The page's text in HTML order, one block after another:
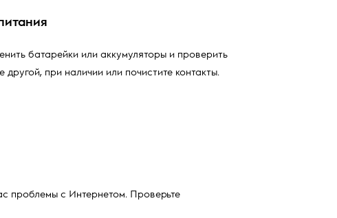
батарейки или аккумуляторы и проверить
другой, при наличии или почистите контакты.
проблемы с Интернетом. Проверьте